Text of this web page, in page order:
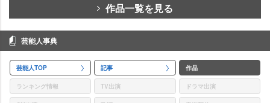
作品一覧を見る
芸能人事典
芸能人TOP 記事 作品
ランキング情報 TV出演 ドラマ出演